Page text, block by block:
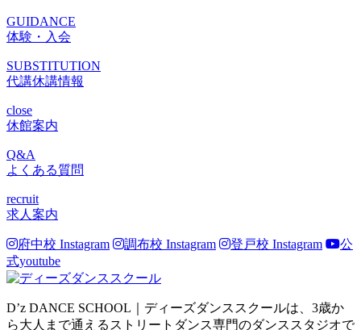
GUIDANCE
体験・入会
SUBSTITUTION
代講休講情報
close
休館案内
Q&A
よくある質問
recruit
求人案内
府中校 Instagram 調布校 Instagram 登戸校 Instagram
公
式youtube
D’z DANCE SCHOOL｜ディーズダンススクールは、3歳か
ら大人まで通えるストリートダンス専門のダンススタジオで